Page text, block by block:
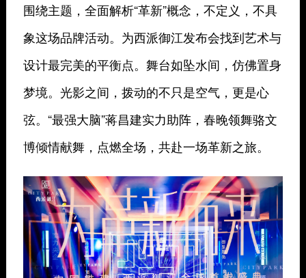
围绕主题，全面解析“革新”概念，不定义，不具
象这场品牌活动。为西派御江发布会找到艺术与
设计最完美的平衡点。舞台如坠水间，仿佛置身
梦境。光影之间，拨动的不只是空气，更是心
弦。“最强大脑”蒋昌建实力助阵，春晚领舞骆文
博倾情献舞，点燃全场，共赴一场革新之旅。